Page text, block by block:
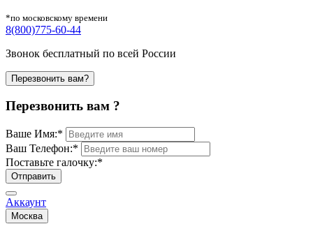
*по московскому времени
8(800)775-60-44
Звонок бесплатный по всей России
Перезвонить вам?
Перезвонить вам ?
Ваше Имя:*
Ваш Телефон:*
Поставьте галочку:*
Отправить
Аккаунт
Москва